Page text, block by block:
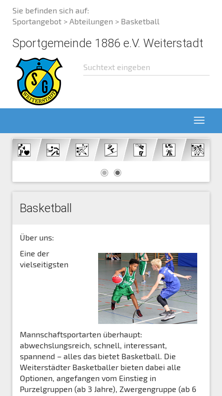
Sie befinden sich auf:
Sportangebot > Abteilungen > Basketball
Sportgemeinde 1886 e.V. Weiterstadt
Basketball
Über uns:
Eine der
vielseitigsten
Mannschaftsportarten überhaupt:
abwechslungsreich, schnell, interessant,
spannend – alles das bietet Basketball. Die
Weiterstädter Basketballer bieten dabei alle
Optionen, angefangen vom Einstieg in
Purzelgruppen (ab 3 Jahre), Zwergengruppe (ab 6